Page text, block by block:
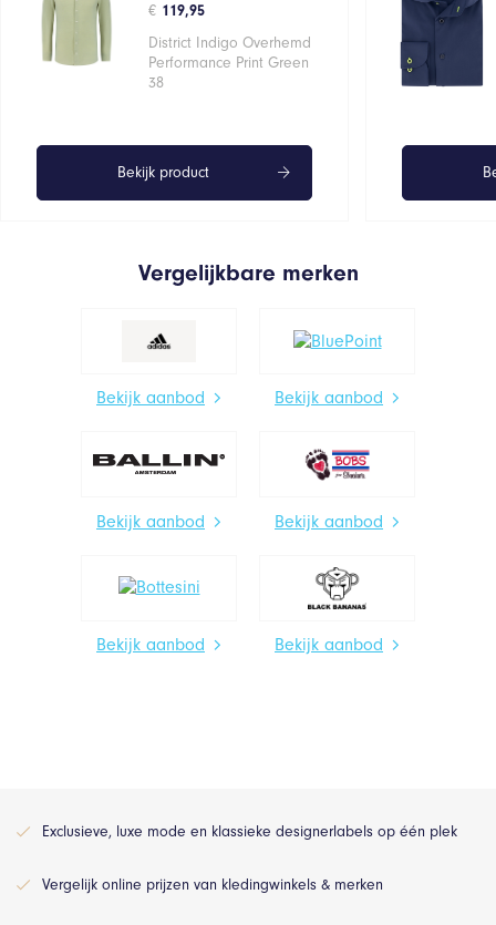
€ 119,95
District Indigo Overhemd
Performance Print Green
38
Bekijk product
Vergelijkbare merken
Bekijk aanbod Bekijk aanbod
Bekijk aanbod Bekijk aanbod
Bekijk aanbod Bekijk aanbod
Exclusieve, luxe mode en klassieke designerlabels op één plek
Vergelijk online prijzen van kledingwinkels & merken